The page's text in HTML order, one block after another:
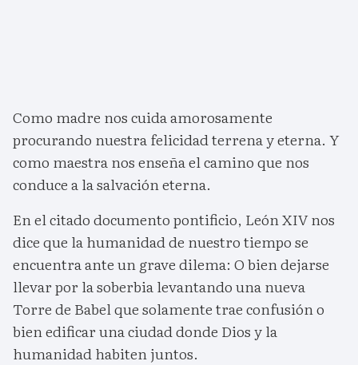
Como madre nos cuida amorosamente
procurando nuestra felicidad terrena y eterna. Y
como maestra nos enseña el camino que nos
conduce a la salvación eterna.
En el citado documento pontificio, León XIV nos
dice que la humanidad de nuestro tiempo se
encuentra ante un grave dilema: O bien dejarse
llevar por la soberbia levantando una nueva
Torre de Babel que solamente trae confusión o
bien edificar una ciudad donde Dios y la
humanidad habiten juntos.